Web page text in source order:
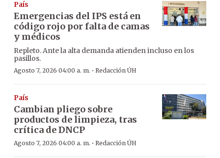
País
Emergencias del IPS está en
código rojo por falta de camas
y médicos
Repleto. Ante la alta demanda atienden incluso en los
pasillos.
Agosto 7, 2026 04:00 a. m. · Redacción ÚH
País
Cambian pliego sobre
productos de limpieza, tras
crítica de DNCP
Agosto 7, 2026 04:00 a. m. · Redacción ÚH